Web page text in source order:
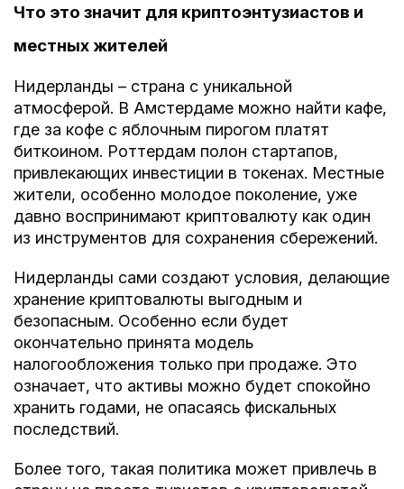
Что это значит для криптоэнтузиастов и
местных жителей
Нидерланды – страна с уникальной
атмосферой. В Амстердаме можно найти кафе,
где за кофе с яблочным пирогом платят
биткоином. Роттердам полон стартапов,
привлекающих инвестиции в токенах. Местные
жители, особенно молодое поколение, уже
давно воспринимают криптовалюту как один
из инструментов для сохранения сбережений.
Нидерланды сами создают условия, делающие
хранение криптовалюты выгодным и
безопасным. Особенно если будет
окончательно принята модель
налогообложения только при продаже. Это
означает, что активы можно будет спокойно
хранить годами, не опасаясь фискальных
последствий.
Более того, такая политика может привлечь в